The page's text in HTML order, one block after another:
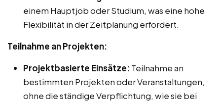
einem Hauptjob oder Studium, was eine hohe
Flexibilität in der Zeitplanung erfordert.
Teilnahme an Projekten:
Projektbasierte Einsätze: Teilnahme an
bestimmten Projekten oder Veranstaltungen,
ohne die ständige Verpflichtung, wie sie bei